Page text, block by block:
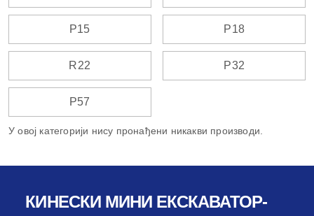
Р15 Р18
R22 Р32
Р57
У овој категорији нису пронађени никакви производи.
КИНЕСКИ МИНИ ЕКСКАВАТОР-